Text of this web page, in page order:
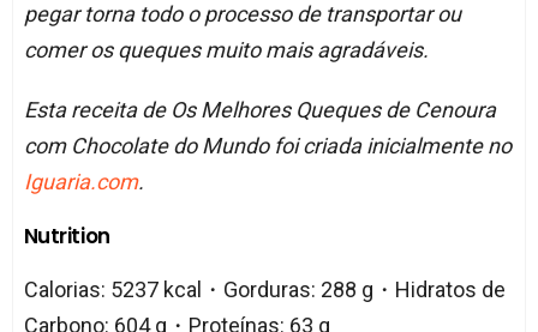
pegar torna todo o processo de transportar ou
comer os queques muito mais agradáveis.
Esta receita de Os Melhores Queques de Cenoura
com Chocolate do Mundo foi criada inicialmente no
Iguaria.com.
Nutrition
Calorias: 5237 kcal・Gorduras: 288 g・Hidratos de
Carbono: 604 g・Proteínas: 63 g